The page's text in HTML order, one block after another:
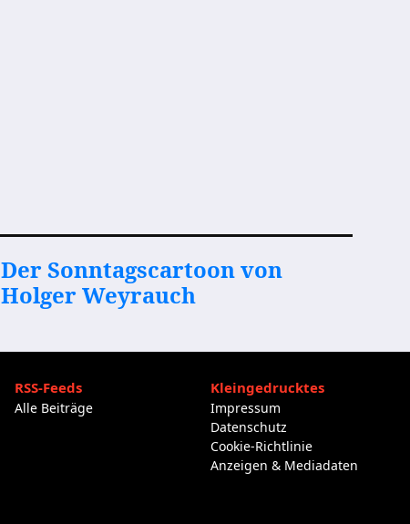
Der Sonntagscartoon von
Holger Weyrauch
RSS-Feeds
Alle Beiträge
Kleingedrucktes
Impressum
Datenschutz
Cookie-Richtlinie
Anzeigen & Mediadaten